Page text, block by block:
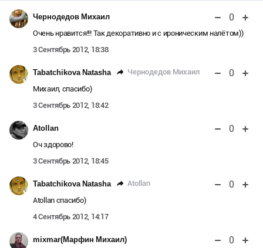
Чернодедов Михаил 0
Очень нравится!!! Так декоративно и с ироническим налётом))
3 Сентябрь 2012, 18:38
Tabatchikova Natasha Чернодедов Михаил 0
Михаил, спасибо)
3 Сентябрь 2012, 18:42
Atollan 0
Оч здорово!
3 Сентябрь 2012, 18:45
Tabatchikova Natasha Atollan 0
Atollan спасибо)
4 Сентябрь 2012, 14:17
mixmar(Марфин Михаил) 0